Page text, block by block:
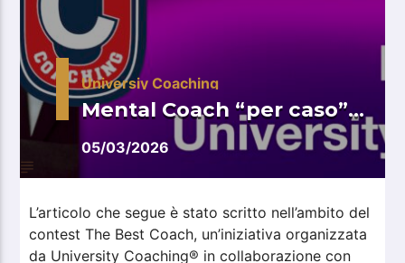
Universiy Coaching
05/03/2026
Mental Coach “per caso”…
L’articolo che segue è stato scritto nell’ambito del
contest The Best Coach, un’iniziativa organizzata
da University Coaching® in collaborazione con